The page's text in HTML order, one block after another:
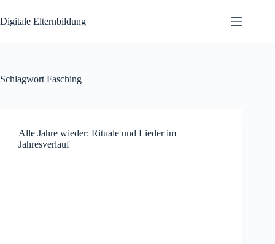
Inhalt
springen
Digitale Elternbildung
Schlagwort Fasching
Alle Jahre wieder: Rituale und Lieder im
Jahresverlauf